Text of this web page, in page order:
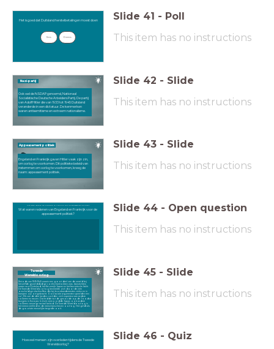
herstelbetalingen moest doen
Het is goed dat Duitsland herstelbetalingen moest doen
Eens Oneens
Slide 41 - Poll
This item has no instructions
Nazi-partij
Ook wel de NSDAP genoemd, Nationaal
Socialistische Deutsche Arbeiders Partij. De partij
van Adolf Hitler die van 1933 tot 1945 Duitsland
veranderde in een dictatuur. De kenmerken
waren antisemitisme en extreem nationalisme.
Slide 42 - Slide
This item has no instructions
Appeasement politiek
Engeland en Frankrijk gaven Hitler vaak zijn zin,
om oorlog te voorkomen. Dit politieke beleid van
instemmen om oorlog te voorkomen, kreeg de
naam: appeasement politiek.
Slide 43 - Slide
This item has no instructions
Wat waren redenen van Engeland en Frankrijk voor de appeasement politiek?
Wat waren redenen van Engeland en Frankrijk voor de
appeasement politiek?
Slide 44 - Open question
This item has no instructions
Tweede
Wereldoorlog
Periode van 1939-1945 waarin een groot deel van de wereld bij
hetzelfde gewelddadige conflict betrokken was. Aanstichters
waren nazi-Duitsland, het Keizerrijk Japan en het fascistische Italië.
De Tweede Wereldoorlog kenmerkte zich door de vele
onschuldige slachtoffers die bij bombardementen vielen en in
kampen zijn omgebracht. Ook raciale argumenten speelden een
rol. Elk van de drie landen voelden zich superieur aan andere
volkeren en rassen. Dat leidde tot de genocide op de Joodse
burgers in Europa. In Azië vermoordde Japan ook andere
volkeren vanwege raciaal beleid. De Tweede Wereldoorlog is
het meest verfilmd en de meest beschreven oorlog. Het geldt als
de grootste menselijke tragedie ooit.
Slide 45 - Slide
This item has no instructions
de Tweede Wereldoorlog?
Hoeveel mensen zijn overleden tijdens de Tweede
Wereldoorlog?
Slide 46 - Quiz